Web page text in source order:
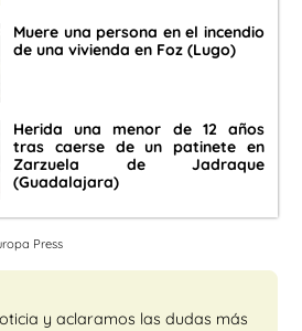
Muere una persona en el incendio
de una vivienda en Foz (Lugo)
Herida una menor de 12 años
tras caerse de un patinete en
Zarzuela de Jadraque
(Guadalajara)
Press
y aclaramos las dudas más